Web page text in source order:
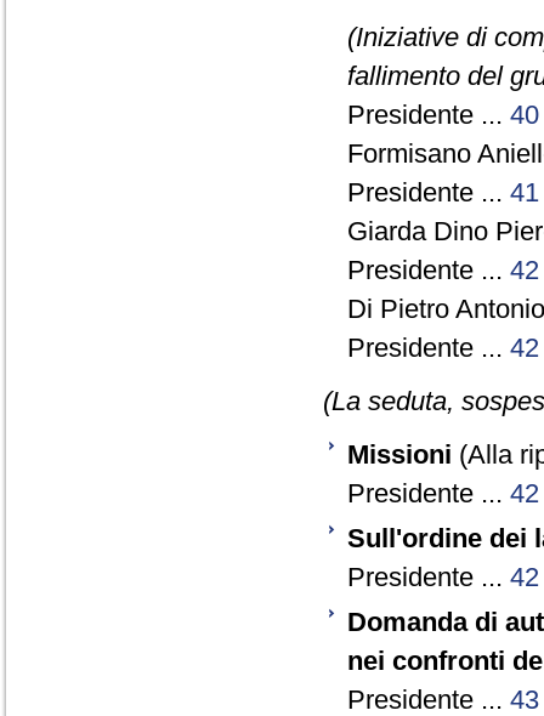
(Iniziative di
fallimento del
Presidente ... 40
Formisano
Presidente ... 41
Giarda Dino
Presidente ... 42
Di Pietro
Presidente ... 42
(La seduta,
Missioni (Alla
Presidente ... 42
Sull'ordine dei
Presidente ... 42
Domanda di
nei confronti
Presidente ... 43